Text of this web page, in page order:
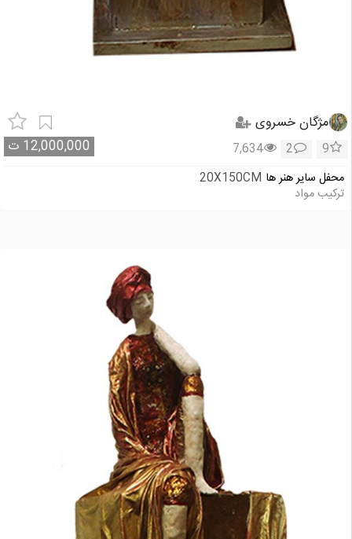
مژگان خسروی
12,000,000 ت 9
2
7,634
محفل سایر هنر ها 20X150CM
ترکیب مواد